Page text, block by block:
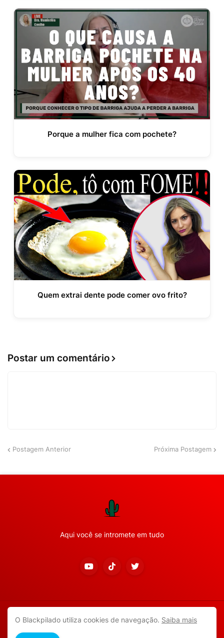
Porque a mulher fica com pochete?
Quem extrai dente pode comer ovo frito?
Postar um comentário
Postagem Anterior Próxima Postagem
Aqui você se intromete em tudo
Copyright ©2026Todos os direitos reservados.
APP ANDROID
O Blackpilado utiliza cookies de navegação. Saiba mais